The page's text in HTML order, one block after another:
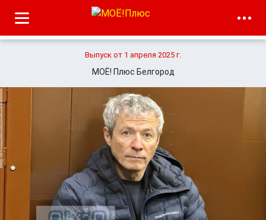
Выпуск от 1 апреля 2025 г.
МОЁ! Плюс Белгород